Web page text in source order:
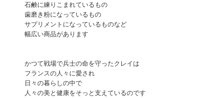
石鹸に練りこまれているもの
歯磨き粉になっているもの
サプリメントになっているものなど
幅広い商品があります
かつて戦場で兵士の命を守ったクレイは
フランスの人々に愛され
日々の暮らしの中で
人々の美と健康をそっと支えているのです